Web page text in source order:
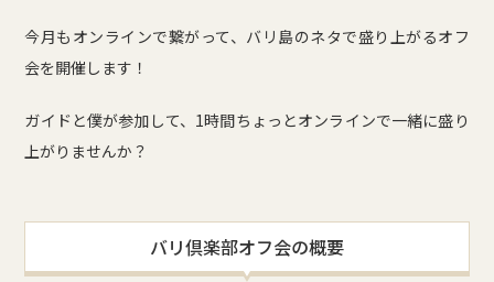
今月もオンラインで繋がって、バリ島のネタで盛り上がるオフ
会を開催します！
ガイドと僕が参加して、1時間ちょっとオンラインで一緒に盛り
上がりませんか？
バリ倶楽部オフ会の概要